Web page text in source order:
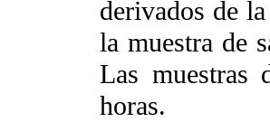
derivados de
la muestra de
Las muestras
horas.